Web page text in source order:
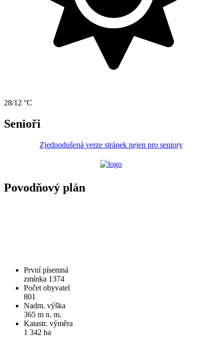
28/12 °C
Senioři
Zjednodušená verze stránek nejen pro seniory
Povodňový plán
První písemná
zmínka 1374
Počet obyvatel
801
Nadm. výška
365 m n. m.
Katastr. výměra
1 342 ha